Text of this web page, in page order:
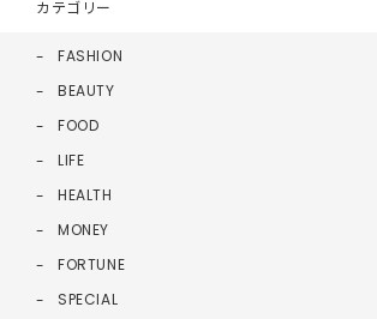
カテゴリー
FASHION
BEAUTY
FOOD
LIFE
HEALTH
MONEY
FORTUNE
SPECIAL